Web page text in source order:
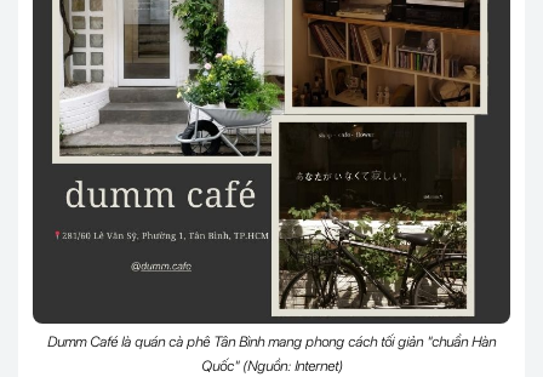
Dumm Café là quán cà phê Tân Bình mang phong cách tối giản "chuẩn Hàn
Quốc" (Nguồn: Internet)